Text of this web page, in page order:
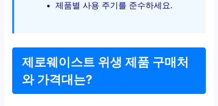
제품별 사용 주기를 준수하세요.
제로웨이스트 위생 제품 구매처
와 가격대는?